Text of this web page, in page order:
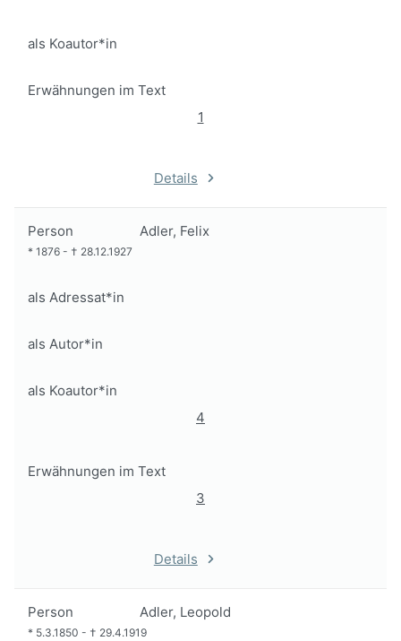
als Koautor*in
Erwähnungen im Text
1
Details
Person Adler, Felix
* 1876 - † 28.12.1927
als Adressat*in
als Autor*in
als Koautor*in
4
Erwähnungen im Text
3
Details
Person Adler, Leopold
* 5.3.1850 - † 29.4.1919